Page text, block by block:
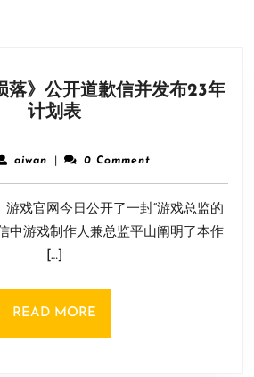
落》公开道歉信并发布23年
计划表《卧
龙：
苍
陨
落》
公
歉
aiwanaiwan 0 Comment
游戏官网今日公开了一封“游戏总监的
中游戏制作人兼总监平山阐明了本作
[…]
READ MORE